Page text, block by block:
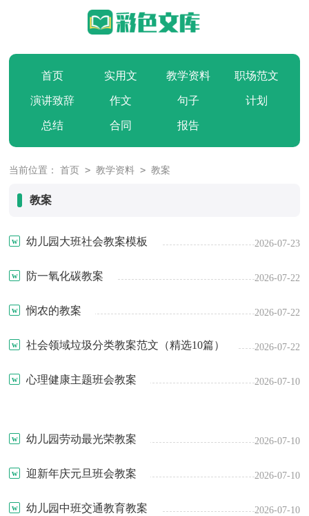
首页 实用文 教学资料 职场范文
演讲致辞 作文 句子 计划
总结 合同 报告
当前位置： 首页 > 教学资料 > 教案
教案
幼儿园大班社会教案模板 2026-07-23
防一氧化碳教案 2026-07-22
悯农的教案 2026-07-22
社会领域垃圾分类教案范文（精选10篇） 2026-07-22
心理健康主题班会教案 2026-07-10
幼儿园劳动最光荣教案 2026-07-10
迎新年庆元旦班会教案 2026-07-10
幼儿园中班交通教育教案 2026-07-10